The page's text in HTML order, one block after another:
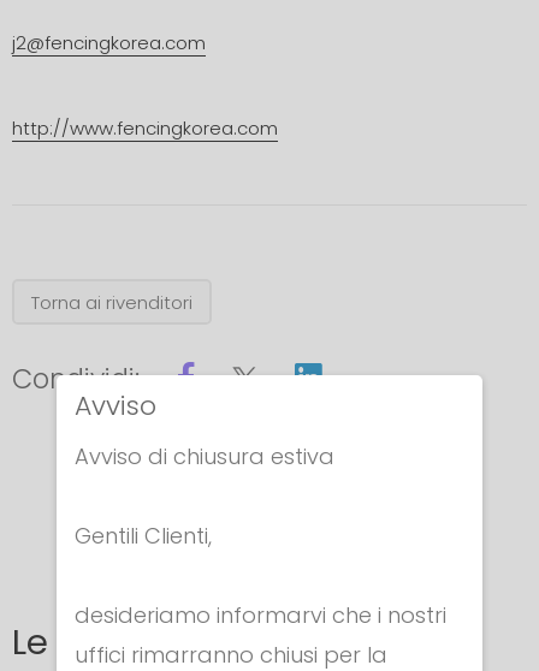
j2@fencingkorea.com
http://www.fencingkorea.com
Torna ai rivenditori
Condividi:
Le zone
Avviso
Avviso di chiusura estiva
Gentili Clienti,
desideriamo informarvi che i nostri
uffici rimarranno chiusi per la